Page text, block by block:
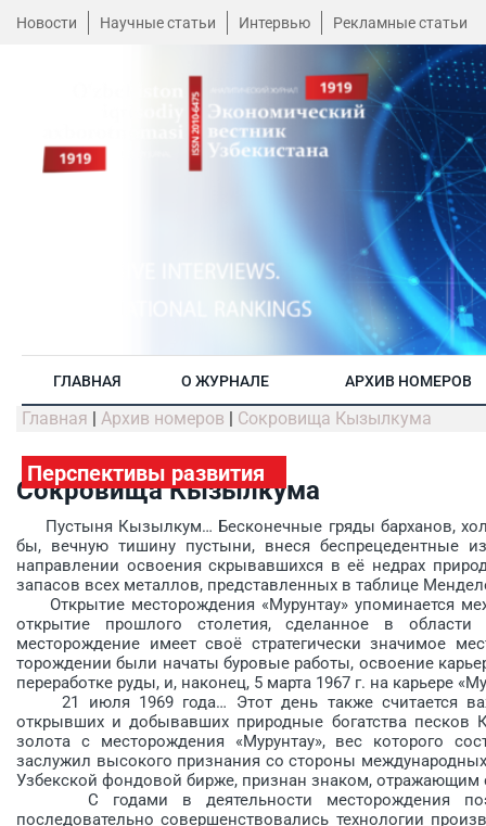
Новости Научные статьи Интервью Рекламные статьи
ГЛАВНАЯ О ЖУРНАЛЕ АРХИВ НОМЕРОВ
Главная | Архив номеров | Сокровища Кызылкума
Перспективы развития
Сокровища Кызылкума
Пустыня Кызылкум… Бесконечные гряды барханов,
бы, вечную тишину пус­тыни, внеся
направлении освоения скрывавшихся в её недрах
запасов всех металлов, представленных в таблице
Открытие месторождения «Мурунтау» упоминается
открытие прошлого столетия, сделанное в
месторождение имеет своё стратегически значимое
торождении были начаты буровые работы, освоение
переработке руды, и, наконец, 5 марта 1967 г. на карьере
21 июля 1969 года… Этот день также считается
открывших и добывавших природные богатства
золота с месторождения «Мурунтау», вес которого
заслужил высокого признания со стороны
Узбекской фондовой бирже, признан знаком,
С годами в деятельности месторождения
последовательно совершенствовались технологии